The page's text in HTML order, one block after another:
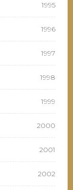
1995
1996
1997
1998
1999
2000
2001
2002